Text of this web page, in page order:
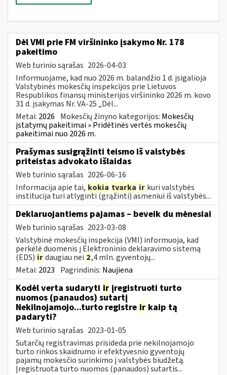
Dėl VMI prie FM viršininko įsakymo Nr. 178
pakeitimo
Web turinio sąrašas 2026-04-03
Informuojame, kad nuo 2026 m. balandžio 1 d. įsigalioja
Valstybinės mokesčių inspekcijos prie Lietuvos
Respublikos finansų ministerijos viršininko 2026 m. kovo
31 d. įsakymas Nr. VA-25 „Dėl...
Metai: 2026 Mokesčių žinyno kategorijos: Mokesčių
įstatymų pakeitimai » Pridėtinės vertės mokesčių
pakeitimai nuo 2026 m.
Prašymas susigrąžinti teismo iš valstybės
priteistas advokato išlaidas
Web turinio sąrašas 2026-06-16
Informacija apie tai, kokia tvarka ir kuri valstybės
institucija turi atlyginti (grąžinti) asmeniui iš valstybės...
Deklaruojantiems pajamas – beveik du mėnesiai
Web turinio sąrašas 2023-03-08
Valstybinė mokesčių inspekcija (VMI) informuoja, kad
perkėlė duomenis į Elektroninio deklaravimo sistemą
(EDS) irdaugiau nei 2,4 mln. gyventojų...
Metai: 2023 Pagrindinis: Naujiena
Kodėl verta sudaryti ir įregistruoti turto
nuomos (panaudos) sutartį
Nekilnojamojo...turto registre ir kaip tą
padaryti?
Web turinio sąrašas 2023-01-05
Sutarčių registravimas prisideda prie nekilnojamojo
turto rinkos skaidrumo ir efektyvesnio gyventojų
pajamų mokesčio surinkimo į valstybės biudžetą.
Įregistruota turto nuomos (panaudos) sutartis...